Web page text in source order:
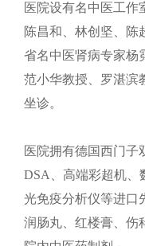
医院设有名中医工作
陈昌和、林创坚、陈
省名中医肾病专家杨
范小华教授、罗湛滨
坐诊。
医院拥有德国西门子
DSA、高端彩超机、
光免疫分析仪等进口
润肠丸、红楼膏、伤